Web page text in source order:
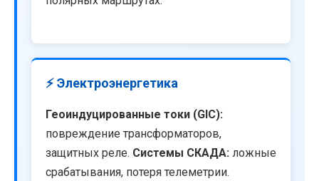
⚡ Электроэнергетика
Геоиндуцированные токи (GIC):
повреждение трансформаторов,
защитных реле. Системы СКАДА: ложные
срабатывания, потеря телеметрии.